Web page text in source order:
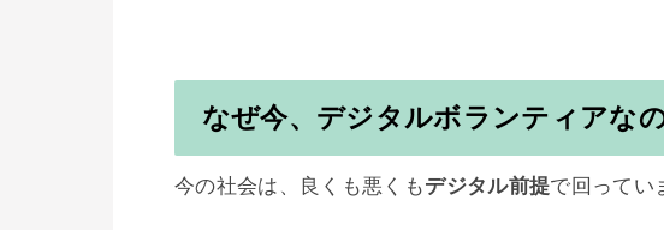
なぜ今、デジタルボランティアな
今の社会は、良くも悪くもデジタル前提で回ってい